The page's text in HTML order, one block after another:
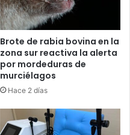
Brote de rabia bovina en la
zona sur reactiva la alerta
por mordeduras de
murciélagos
Hace 2 días